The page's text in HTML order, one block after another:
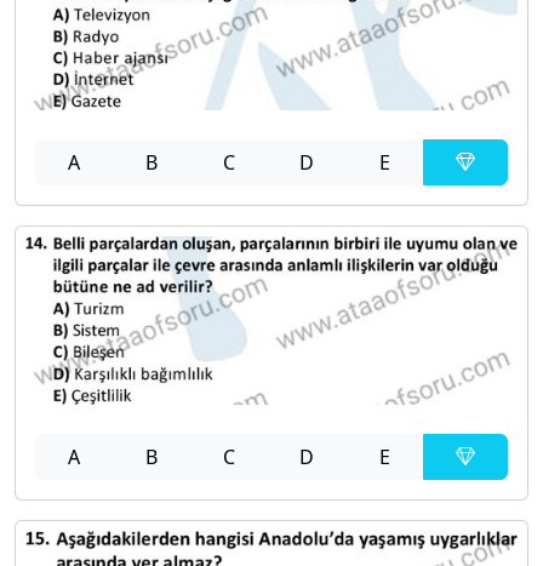
A B C D E
A B C D E